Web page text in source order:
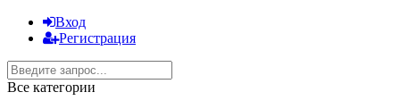
Вход
Регистрация
Все категории